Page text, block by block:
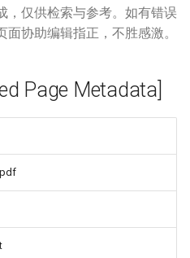
，仅供检索与参考。如有错误
协助编辑指正，不胜感激。
Page Metadata]